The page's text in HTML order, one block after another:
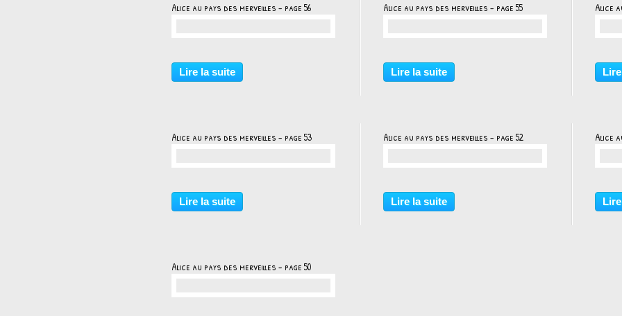
Alice au pays des merveilles - page 56
Lire la suite
Alice au pays des merveilles - page 55
Lire la suite
Alice
Alice au pays des merveilles - page 53
Lire la suite
Alice au pays des merveilles - page 52
Lire la suite
Alice
Alice au pays des merveilles - page 50